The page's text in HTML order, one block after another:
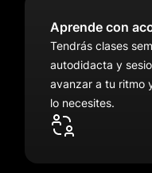
Aprende con
Tendrás clases
autodidacta y
avanzar a tu ritmo
lo necesites.